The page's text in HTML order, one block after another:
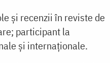
şi recenzii în reviste de
participant la
şi internaţionale.